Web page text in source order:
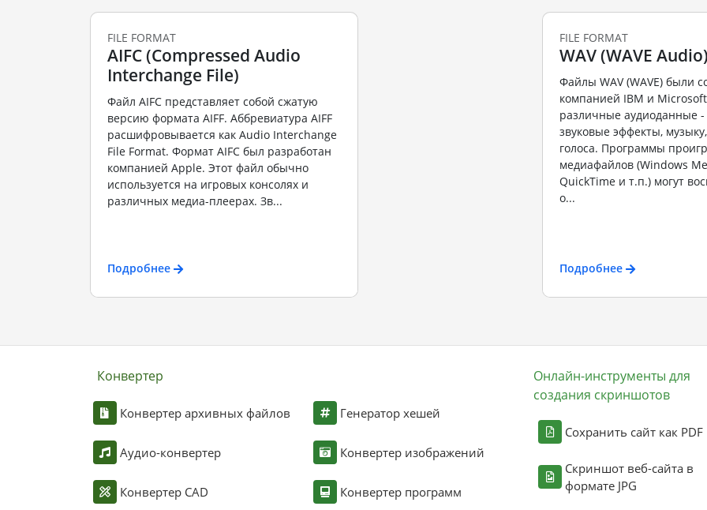
FILE FORMAT
AIFC (Compressed Audio
Interchange File)
Файл AIFC представляет собой сжатую
версию формата AIFF. Аббревиатура AIFF
расшифровывается как Audio Interchange
File Format. Формат AIFC был разработан
компанией Apple. Этот файл обычно
используется на игровых консолях и
различных медиа-плеерах. Зв...
Подробнее
FILE FORMAT
WAV (WAVE
Файлы WAV (WAVE) были
компанией IBM и
различные аудиоданные -
звуковые эффекты,
голоса. Программы
медиафайлов (Windows
QuickTime и т.п.) могут
о...
Подробнее
Конвертер
Конвертер архивных файлов
Аудио-конвертер
Конвертер CAD
Генератор хешей
Конвертер изображений
Конвертер программ
Онлайн-инструменты для
создания скриншотов
Сохранить сайт как PDF
Скриншот веб-сайта в
формате JPG